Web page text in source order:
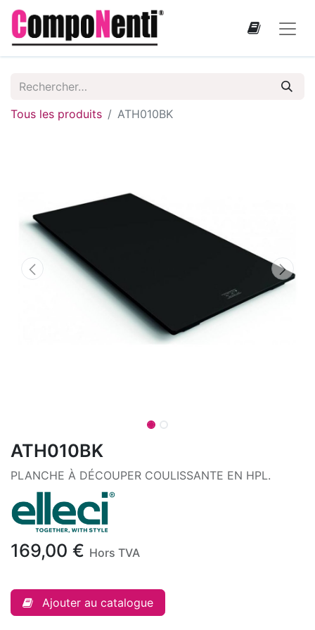
Tous les produits ATH010BK
ATH010BK
PLANCHE À DÉCOUPER COULISSANTE EN HPL.
169,00 € Hors TVA
Ajouter au catalogue